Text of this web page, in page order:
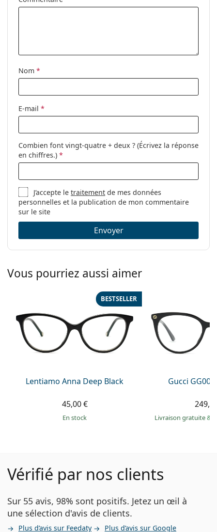
nettoyage:
Sexe:
Catégorie:
Marque:
Gucci
Code:
Nom *
E-mail *
Combien font vingt-quatre + deux ? (Écrivez la réponse
en chiffres.) *
J’accepte letraitement de mes données
personnelles et la publication de mon commentaire
sur le site
Envoyer
Vous pourriez aussi aimer
Lentiamo Anna Deep Black
BESTSELLER
45,00 €
en stock
Gucci
Livraison gratuite&
Vérifié par nos clients
Sur 55 avis, 98% sont positifs. Jetez un œil à
une sélection d'avis de clients.
Plus d’avis sur Feedaty Plus d’avis sur Google